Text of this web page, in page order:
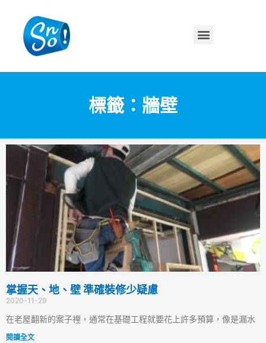
標籤：牆壁
掌握天、地、壁 準確裝修少疑慮
2020-11-29
在老屋翻新的案子裡，通常在基礎工程就要花上許多預算，像是漏水
閱讀全文